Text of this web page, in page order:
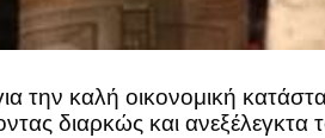
την καλή οικονομική
διαρκώς και ανεξέλεγκτα